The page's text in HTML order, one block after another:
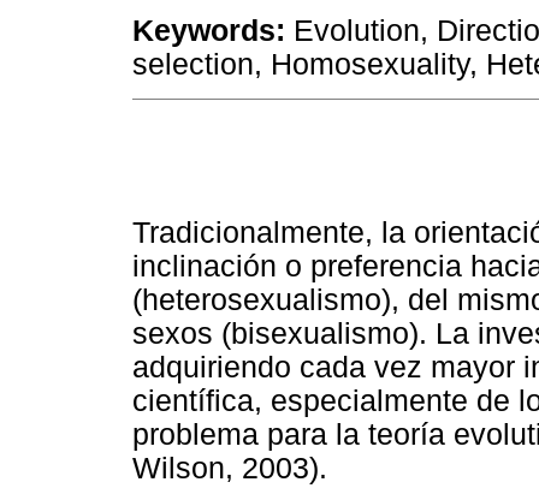
Keywords: Evolution,
selection, Homosexuality,
Tradicionalmente, la
inclinación o preferencia
(heterosexualismo), del
sexos (bisexualismo). La
adquiriendo cada vez mayor
científica, especialmente de
problema para la teoría
Wilson, 2003).